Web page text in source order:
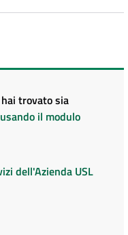
trovato sia
usando il modulo
dell'Azienda USL